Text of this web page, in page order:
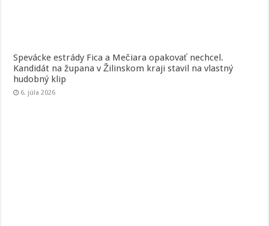
Spevácke estrády Fica a Mečiara opakovať nechcel.
Kandidát na župana v Žilinskom kraji stavil na vlastný
hudobný klip
6. júla 2026